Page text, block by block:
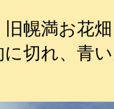
幌満お花
に切れ、青